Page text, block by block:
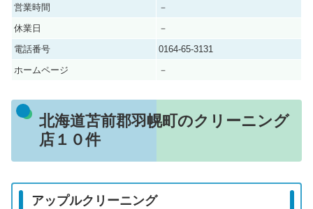
営業時間
－
休業日
－
電話番号
0164-65-3131
ホームページ
－
北海道苫前郡羽幌町のクリーニング
店１０件
アップルクリーニング